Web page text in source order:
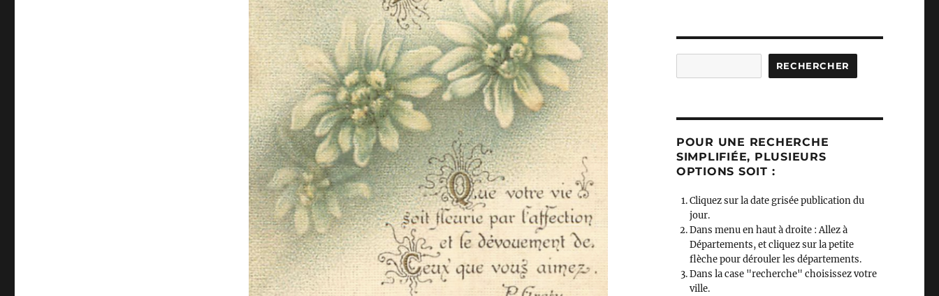
RECHERCHER
POUR UNE RECHERCHE
SIMPLIFIÉE, PLUSIEURS
OPTIONS SOIT :
Cliquez sur la date grisée publication du
jour.
Dans menu en haut à droite : Allez à
Départements, et cliquez sur la petite
flèche pour dérouler les départements.
Dans la case "recherche" choisissez votre
ville.